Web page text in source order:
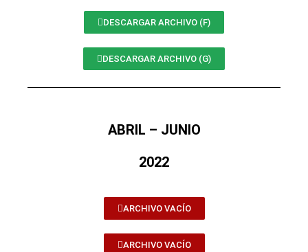
DESCARGAR ARCHIVO (F)
DESCARGAR ARCHIVO (G)
ABRIL – JUNIO
2022
ARCHIVO VACÍO
ARCHIVO VACÍO